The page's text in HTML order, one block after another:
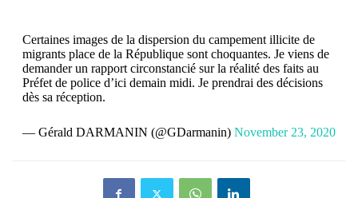
Certaines images de la dispersion du campement illicite de
migrants place de la République sont choquantes. Je viens de
demander un rapport circonstancié sur la réalité des faits au
Préfet de police d’ici demain midi. Je prendrai des décisions
dès sa réception.
— Gérald DARMANIN (@GDarmanin) November 23, 2020